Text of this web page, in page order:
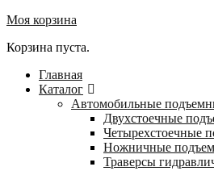
Моя корзина
Корзина пуста.
Главная
Каталог
Автомобильные
Двухстоечные
Четырехстоечные
Ножничные
Траверсы